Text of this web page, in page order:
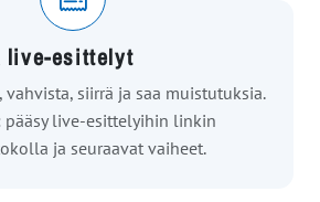
live-esittelyt
vahvista, siirrä ja saa muistutuksia.
pääsy live-esittelyihin linkin
ja seuraavat vaiheet.